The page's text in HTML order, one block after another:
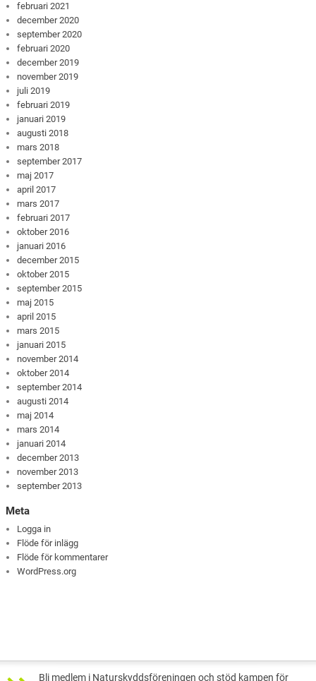
februari 2021
december 2020
september 2020
februari 2020
december 2019
november 2019
juli 2019
februari 2019
januari 2019
augusti 2018
mars 2018
september 2017
maj 2017
april 2017
mars 2017
februari 2017
oktober 2016
januari 2016
december 2015
oktober 2015
september 2015
maj 2015
april 2015
mars 2015
januari 2015
november 2014
oktober 2014
september 2014
augusti 2014
maj 2014
mars 2014
januari 2014
december 2013
november 2013
september 2013
Meta
Logga in
Flöde för inlägg
Flöde för kommentarer
WordPress.org
Bli medlem i Naturskyddsföreningen och stöd kampen för